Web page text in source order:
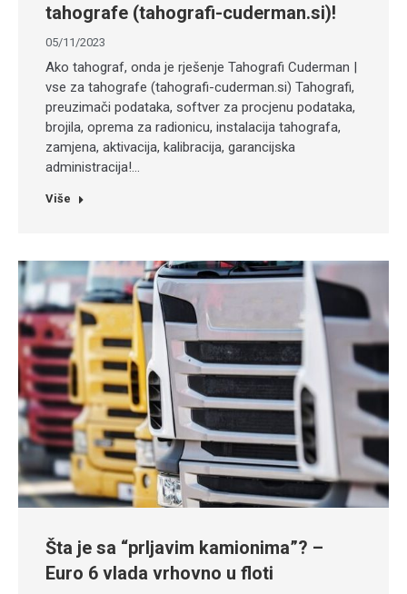
tahografe (tahografi-cuderman.si)!
05/11/2023
Ako tahograf, onda je rješenje Tahografi Cuderman |
vse za tahografe (tahografi-cuderman.si) Tahografi,
preuzimači podataka, softver za procjenu podataka,
brojila, oprema za radionicu, instalacija tahografa,
zamjena, aktivacija, kalibracija, garancijska
administracija!…
Više
Šta je sa “prljavim kamionima”? –
Euro 6 vlada vrhovno u floti